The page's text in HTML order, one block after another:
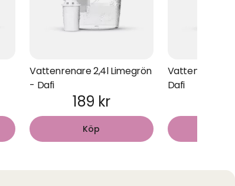
Vattenrenare 2,4l Limegrön
- Dafi
189 kr
Köp
Vattenrenare
Dafi